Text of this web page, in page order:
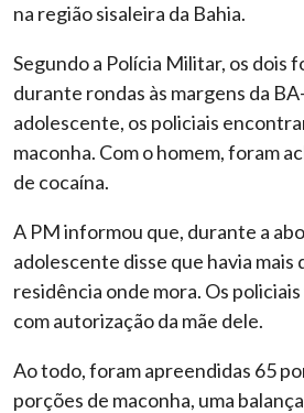
na região sisaleira da Bahia.
Segundo a Polícia Militar, os dois
durante rondas às margens da
adolescente, os policiais
maconha. Com o homem, foram
de cocaína.
A PM informou que, durante a
adolescente disse que havia mais
residência onde mora. Os
com autorização da mãe dele.
Ao todo, foram apreendidas 65
porções de maconha, uma